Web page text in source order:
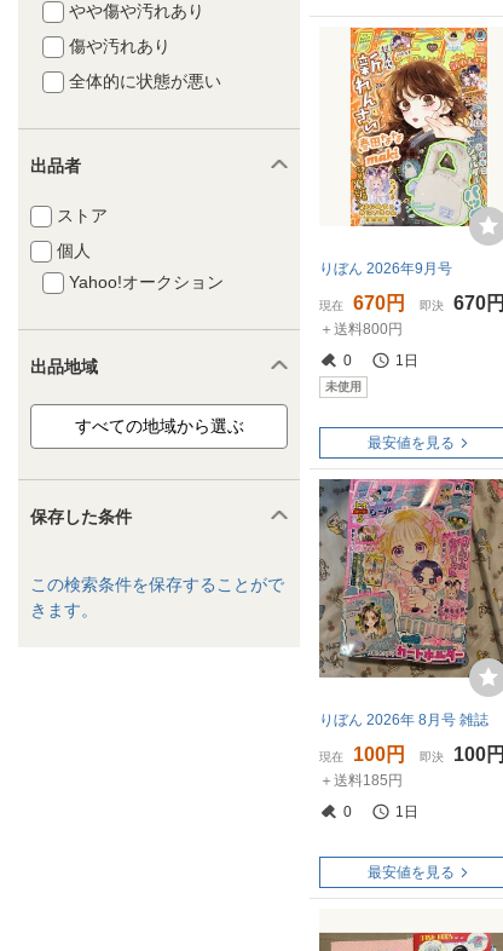
やや傷や汚れあり
傷や汚れあり
全体的に状態が悪い
出品者
ストア
個人
Yahoo!オークション
出品地域
保存した条件
この検索条件を保存することがで
きます。
りぼん 2026年9月号
現在 670円 即決 670円
＋送料800円
0
1日
未使用
最安値を見る
現在 100円 即決 100円
＋送料185円
0
1日
最安値を見る